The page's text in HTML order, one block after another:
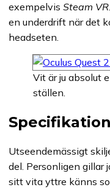
exempelvis Steam VR
en underdrift när det
headseten.
Vit är ju absolut
ställen.
Utseendemässigt
del. Personligen gillar
sitt vita yttre känns